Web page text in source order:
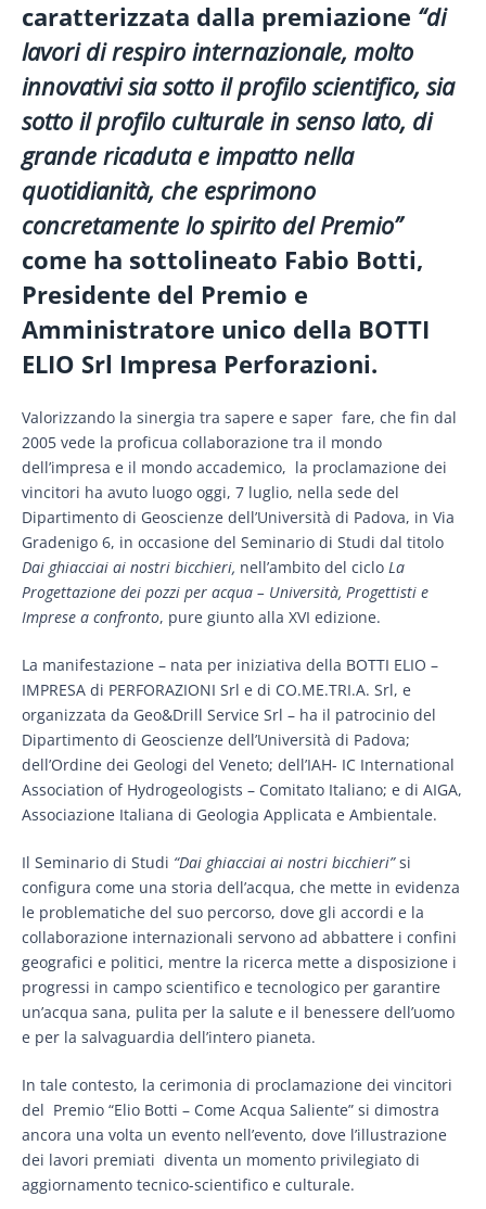
caratterizzata dalla premiazione “di
lavori di respiro internazionale, molto
innovativi sia sotto il profilo scientifico, sia
sotto il profilo culturale in senso lato, di
grande ricaduta e impatto nella
quotidianità, che esprimono
concretamente lo spirito del Premio”
come ha sottolineato Fabio Botti,
Presidente del Premio e
Amministratore unico della BOTTI
ELIO Srl Impresa Perforazioni.
Valorizzando la sinergia tra sapere e saper fare, che fin dal
2005 vede la proficua collaborazione tra il mondo
dell’impresa e il mondo accademico, la proclamazione dei
vincitori ha avuto luogo oggi, 7 luglio, nella sede del
Dipartimento di Geoscienze dell’Università di Padova, in Via
Gradenigo 6, in occasione del Seminario di Studi dal titolo
Dai ghiacciai ai nostri bicchieri, nell’ambito del ciclo La
Progettazione dei pozzi per acqua – Università, Progettisti e
Imprese a confronto, pure giunto alla XVI edizione.
La manifestazione – nata per iniziativa della BOTTI ELIO –
IMPRESA di PERFORAZIONI Srl e di CO.ME.TRI.A. Srl, e
organizzata da Geo&Drill Service Srl – ha il patrocinio del
Dipartimento di Geoscienze dell’Università di Padova;
dell’Ordine dei Geologi del Veneto; dell’IAH- IC International
Association of Hydrogeologists – Comitato Italiano; e di AIGA,
Associazione Italiana di Geologia Applicata e Ambientale.
Il Seminario di Studi “Dai ghiacciai ai nostri bicchieri”si
configura come una storia dell’acqua, che mette in evidenza
le problematiche del suo percorso, dove gli accordi e la
collaborazione internazionali servono ad abbattere i confini
geografici e politici, mentre la ricerca mette a disposizione i
progressi in campo scientifico e tecnologico per garantire
un’acqua sana, pulita per la salute e il benessere dell’uomo
e per la salvaguardia dell’intero pianeta.
In tale contesto, la cerimonia di proclamazione dei vincitori
del Premio “Elio Botti – Come Acqua Saliente” si dimostra
ancora una volta un evento nell’evento, dove l’illustrazione
dei lavori premiati diventa un momento privilegiato di
aggiornamento tecnico-scientifico e culturale.